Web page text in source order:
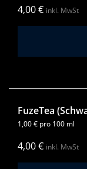
4,00€ inkl. MwSt
FuzeTea
1,00€ pro 100 ml
4,00€ inkl. MwSt